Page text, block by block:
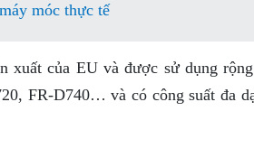
móc thực tế
xuất của EU và được sử dụng
FR-D740… và có công suất đa